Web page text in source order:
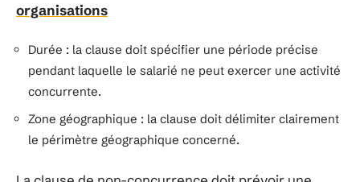
organisations
Durée : la clause doit spécifier une période précise
pendant laquelle le salarié ne peut exercer une activité
concurrente.
Zone géographique : la clause doit délimiter clairement
le périmètre géographique concerné.